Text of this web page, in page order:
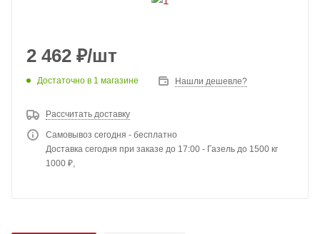
2 462 ₽/шт
Достаточно в 1 магазине Нашли дешевле?
Рассчитать доставку
Самовывоз сегодня - бесплатно
Доставка сегодня при заказе до 17:00 - Газель до 1500 кг
1000 ₽,